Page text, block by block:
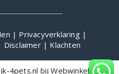
| Privacyverklaring |
Disclaimer | Klachten
4pets.nl bijWebwinkelKeur